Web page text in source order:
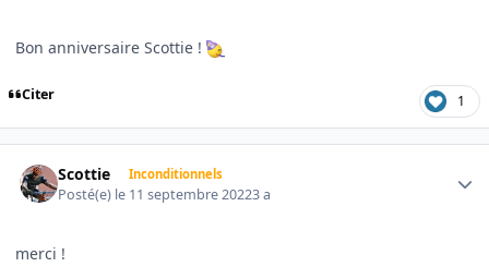
Bon anniversaire Scottie !
Citer 1
Scottie Inconditionnels
Posté(e) le 11 septembre 20223 a
merci !